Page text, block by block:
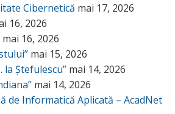
Cibernetică mai 17, 2026
16, 2026
mai 16, 2026
mai 15, 2026
la Ștefulescu” mai 14, 2026
mai 14, 2026
de Informatică Aplicată – AcadNet